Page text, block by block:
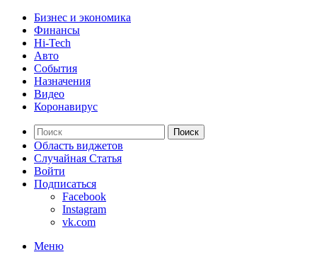
Бизнес и экономика
Финансы
Hi-Tech
Авто
События
Назначения
Видео
Коронавирус
Поиск
Область виджетов
Случайная Статья
Войти
Подписаться
Facebook
Instagram
vk.com
Меню